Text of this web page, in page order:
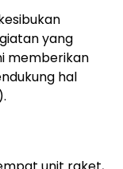
yang
memberikan
hal